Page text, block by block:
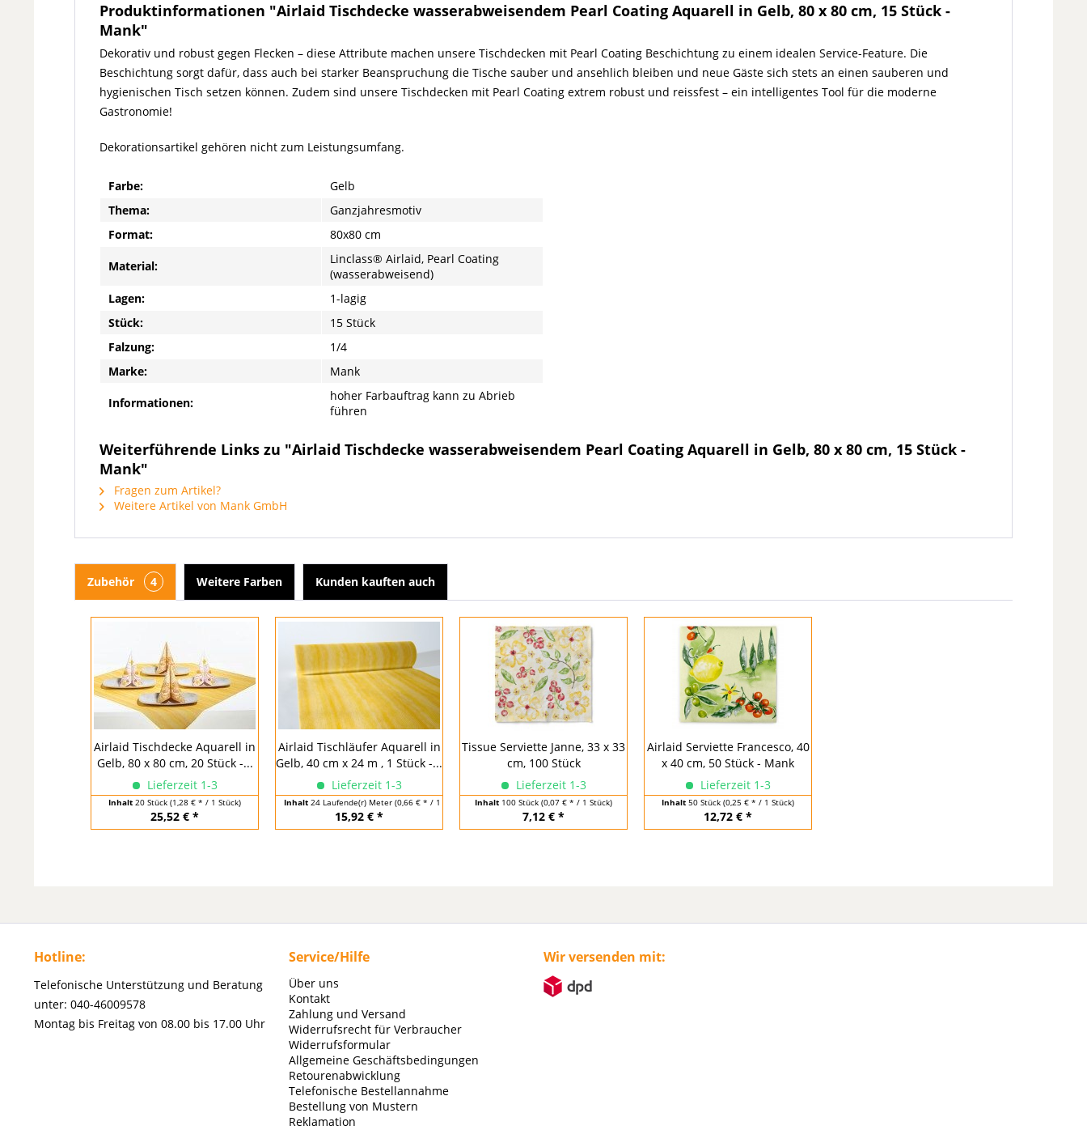
Produktinformationen "Airlaid Tischdecke wasserabweisendem Pearl Coating Aquarell in Gelb, 80 x 80 cm, 15 Stück -
Mank"
Dekorativ und robust gegen Flecken – diese Attribute machen unsere Tischdecken mit Pearl Coating Beschichtung zu einem idealen Service-Feature. Die
Beschichtung sorgt dafür, dass auch bei starker Beanspruchung die Tische sauber und ansehlich bleiben und neue Gäste sich stets an einen sauberen und
hygienischen Tisch setzen können. Zudem sind unsere Tischdecken mit Pearl Coating extrem robust und reissfest – ein intelligentes Tool für die moderne
Gastronomie!
Dekorationsartikel gehören nicht zum Leistungsumfang.
Farbe:
Gelb
Thema:
Ganzjahresmotiv
Format:
80x80 cm
Material:
Linclass® Airlaid, Pearl Coating
(wasserabweisend)
Lagen:
1-lagig
Stück:
15 Stück
Falzung:
1/4
Marke:
Mank
Informationen:
hoher Farbauftrag kann zu Abrieb
führen
Weiterführende Links zu "Airlaid Tischdecke wasserabweisendem Pearl Coating Aquarell in Gelb, 80 x 80 cm, 15 Stück -
Mank"
Fragen zum Artikel?
Weitere Artikel von Mank GmbH
Zubehör 4 Weitere Farben Kunden kauften auch
Airlaid Tischdecke Aquarell in
Gelb, 80 x 80 cm, 20 Stück -...
Lieferzeit 1-3
Inhalt 20 Stück (1,28 € * / 1 Stück)
25,52 € *
Airlaid Tischläufer Aquarell in
Gelb, 40 cm x 24 m , 1 Stück -...
Lieferzeit 1-3
Inhalt 24 Laufende(r) Meter (0,66 € * / 1 Laufende(r) Meter)
15,92 € *
Tissue Serviette Janne, 33 x 33
cm, 100 Stück
Lieferzeit 1-3
Inhalt 100 Stück (0,07 € * / 1 Stück)
7,12 € *
Airlaid Serviette Francesco, 40
x 40 cm, 50 Stück - Mank
Lieferzeit 1-3
Inhalt 50 Stück (0,25 € * / 1 Stück)
12,72 € *
Hotline:
Telefonische Unterstützung und Beratung
unter: 040-46009578
Montag bis Freitag von 08.00 bis 17.00 Uhr
Service/Hilfe
Über uns
Kontakt
Zahlung und Versand
Widerrufsrecht für Verbraucher
Widerrufsformular
Allgemeine Geschäftsbedingungen
Retourenabwicklung
Telefonische Bestellannahme
Bestellung von Mustern
Reklamation
Wir versenden mit: